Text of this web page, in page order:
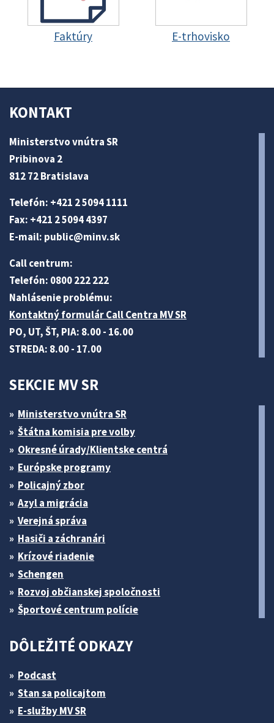
Faktúry E-trhovisko
KONTAKT
Ministerstvo vnútra SR
Pribinova 2
812 72 Bratislava
Telefón: +421 2 5094 1111
Fax: +421 2 5094 4397
E-mail: public@minv.sk
Call centrum:
Telefón: 0800 222 222
Nahlásenie problému:
Kontaktný formulár Call Centra MV SR
PO, UT, ŠT, PIA: 8.00 - 16.00
STREDA: 8.00 - 17.00
SEKCIE MV SR
Ministerstvo vnútra SR
Štátna komisia pre volby
Okresné úrady/Klientske centrá
Európske programy
Policajný zbor
Azyl a migrácia
Verejná správa
Hasiči a záchranári
Krízové riadenie
Schengen
Rozvoj občianskej spoločnosti
Športové centrum polície
DÔLEŽITÉ ODKAZY
Podcast
Stan sa policajtom
E-služby MV SR